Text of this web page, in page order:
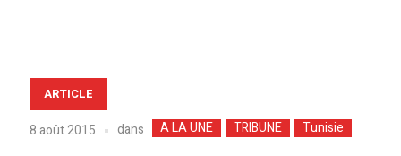
ARTICLE
8 août 2015 dans A LA UNE TRIBUNE Tunisie